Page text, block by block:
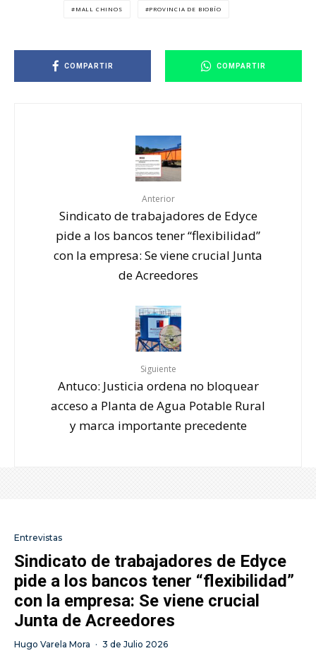
MALL CHINOS
PROVINCIA DE BIOBÍO
COMPARTIR COMPARTIR
Anterior
Sindicato de trabajadores de Edyce
pide a los bancos tener “flexibilidad”
con la empresa: Se viene crucial Junta
de Acreedores
Siguiente
Antuco: Justicia ordena no bloquear
acceso a Planta de Agua Potable Rural
y marca importante precedente
Entrevistas
Sindicato de trabajadores de Edyce
pide a los bancos tener “flexibilidad”
con la empresa: Se viene crucial
Junta de Acreedores
Hugo Varela Mora · 3 de Julio 2026